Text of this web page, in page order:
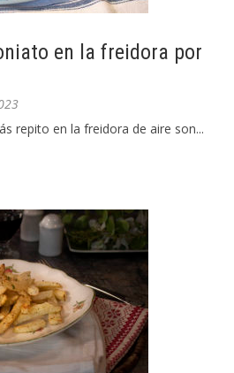
en la freidora por
repito en la freidora de aire son...